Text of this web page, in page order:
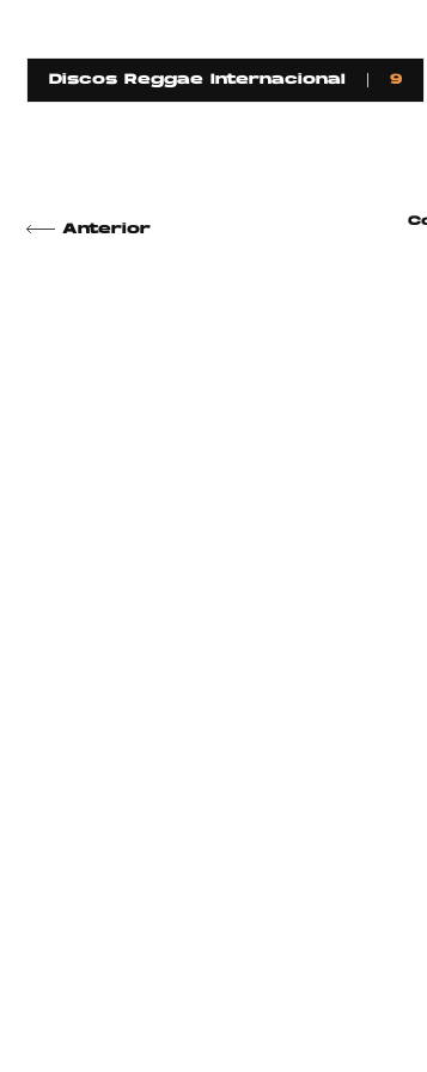
Discos Reggae Internacional 9
Anterior